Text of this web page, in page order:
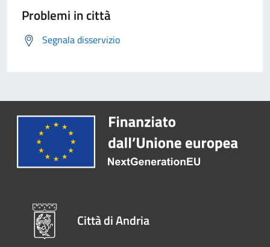
Problemi in città
Segnala disservizio
Città di Andria